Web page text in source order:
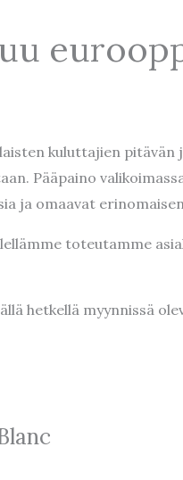
kuluttajien pitävän
Pääpaino
ja omaavat
toteutamme
hetkellä myynnissä